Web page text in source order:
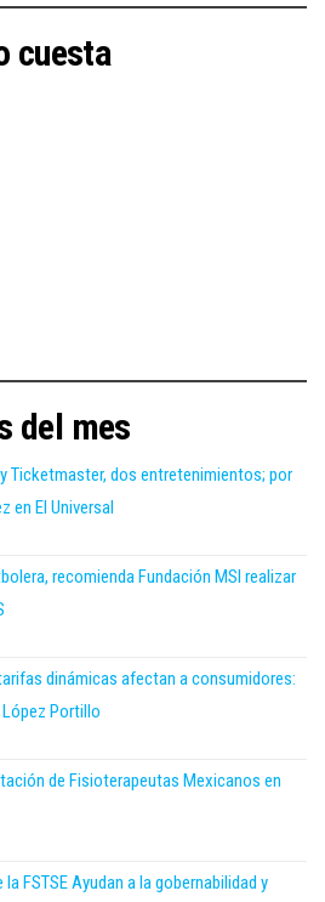
cuesta
del mes
Ticketmaster, dos entretenimientos; por
en El Universal
recomienda Fundación MSI realizar
dinámicas afectan a consumidores:
Portillo
de Fisioterapeutas Mexicanos en
la FSTSE Ayudan a la gobernabilidad y